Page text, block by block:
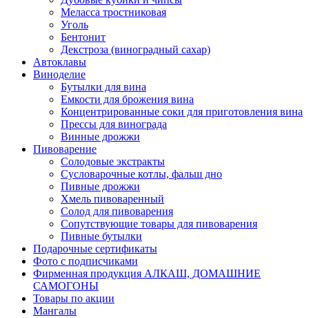
Меласса тростниковая
Уголь
Бентонит
Декстроза (виноградный сахар)
Автоклавы
Виноделие
Бутылки для вина
Емкости для брожения вина
Концентрированные соки для приготовления вина
Прессы для винограда
Винные дрожжи
Пивоварение
Солодовые экстракты
Сусловарочные котлы, фальш дно
Пивные дрожжи
Хмель пивоваренный
Солод для пивоварения
Сопутствующие товары для пивоварения
Пивные бутылки
Подарочные сертификаты
Фото с подписчиками
Фирменная продукция АЛКАШ, ДОМАШНИЕ
САМОГОНЫ
Товары по акции
Мангалы